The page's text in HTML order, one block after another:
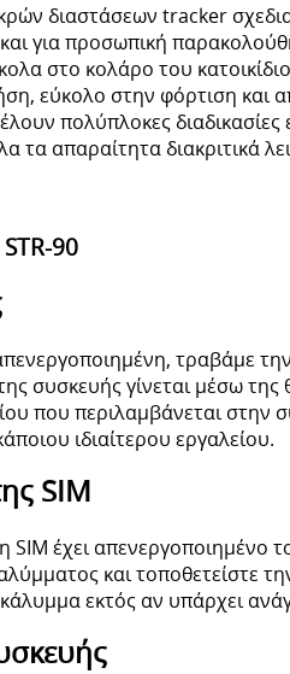
διαστάσεων tracker
για προσωπική
στο κολάρο του
εύκολο στην φόρτιση και
πολύπλοκες
τα απαραίτητα διακριτικά
90
τραβάμε
συσκευής γίνεται μέσω
που περιλαμβάνεται στην
ιδιαίτερου εργαλείου.
SIM
SIM έχει
και τοποθετείστε
εκτός αν υπάρχει